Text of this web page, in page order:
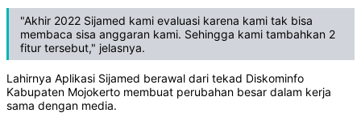
"Akhir 2022 Sijamed kami evaluasi karena kami tak bisa
membaca sisa anggaran kami. Sehingga kami tambahkan 2
fitur tersebut," jelasnya.
Lahirnya Aplikasi Sijamed berawal dari tekad Diskominfo
Kabupaten Mojokerto membuat perubahan besar dalam kerja
sama dengan media.